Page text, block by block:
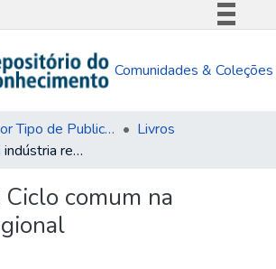
Comunica BR
Acesso à informação
Comunidades & Coleções
Navegar por Tipo de Publicação
Livros
Ciclo comum na indústria regional
Ciclo comum na